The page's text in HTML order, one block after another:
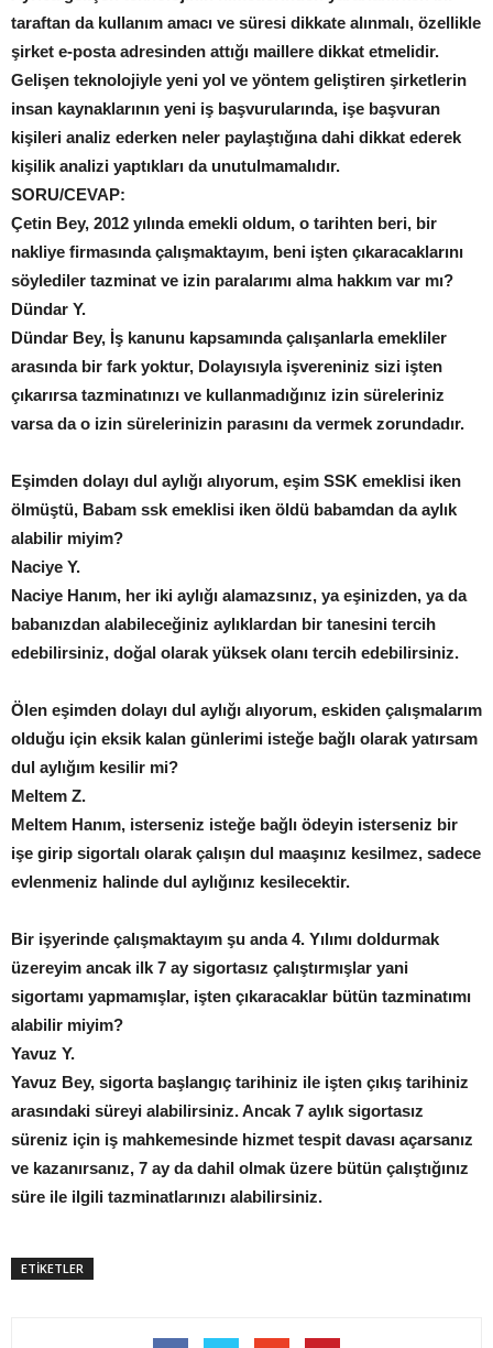
taraftan da kullanım amacı ve süresi dikkate alınmalı, özellikle
şirket e-posta adresinden attığı maillere dikkat etmelidir.
Gelişen teknolojiyle yeni yol ve yöntem geliştiren şirketlerin
insan kaynaklarının yeni iş başvurularında, işe başvuran
kişileri analiz ederken neler paylaştığına dahi dikkat ederek
kişilik analizi yaptıkları da unutulmamalıdır.
SORU/CEVAP:
Çetin Bey, 2012 yılında emekli oldum, o tarihten beri, bir
nakliye firmasında çalışmaktayım, beni işten çıkaracaklarını
söylediler tazminat ve izin paralarımı alma hakkım var mı?
Dündar Y.
Dündar Bey, İş kanunu kapsamında çalışanlarla emekliler
arasında bir fark yoktur, Dolayısıyla işvereniniz sizi işten
çıkarırsa tazminatınızı ve kullanmadığınız izin süreleriniz
varsa da o izin sürelerinizin parasını da vermek zorundadır.
Eşimden dolayı dul aylığı alıyorum, eşim SSK emeklisi iken
ölmüştü, Babam ssk emeklisi iken öldü babamdan da aylık
alabilir miyim?
Naciye Y.
Naciye Hanım, her iki aylığı alamazsınız, ya eşinizden, ya da
babanızdan alabileceğiniz aylıklardan bir tanesini tercih
edebilirsiniz, doğal olarak yüksek olanı tercih edebilirsiniz.
Ölen eşimden dolayı dul aylığı alıyorum, eskiden çalışmalarım
olduğu için eksik kalan günlerimi isteğe bağlı olarak yatırsam
dul aylığım kesilir mi?
Meltem Z.
Meltem Hanım, isterseniz isteğe bağlı ödeyin isterseniz bir
işe girip sigortalı olarak çalışın dul maaşınız kesilmez, sadece
evlenmeniz halinde dul aylığınız kesilecektir.
Bir işyerinde çalışmaktayım şu anda 4. Yılımı doldurmak
üzereyim ancak ilk 7 ay sigortasız çalıştırmışlar yani
sigortamı yapmamışlar, işten çıkaracaklar bütün tazminatımı
alabilir miyim?
Yavuz Y.
Yavuz Bey, sigorta başlangıç tarihiniz ile işten çıkış tarihiniz
arasındaki süreyi alabilirsiniz. Ancak 7 aylık sigortasız
süreniz için iş mahkemesinde hizmet tespit davası açarsanız
ve kazanırsanız, 7 ay da dahil olmak üzere bütün çalıştığınız
süre ile ilgili tazminatlarınızı alabilirsiniz.
ETİKETLER